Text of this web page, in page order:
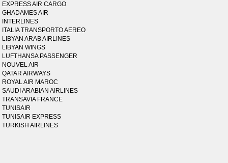
EXPRESS AIR CARGO
GHADAMES AIR
INTERLINES
ITALIA TRANSPORTO AEREO
LIBYAN ARAB AIRLINES
LIBYAN WINGS
LUFTHANSA PASSENGER
NOUVEL AIR
QATAR AIRWAYS
ROYAL AIR MAROC
SAUDI ARABIAN AIRLINES
TRANSAVIA FRANCE
TUNISAIR
TUNISAIR EXPRESS
TURKISH AIRLINES